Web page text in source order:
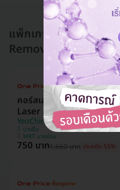
แพ็กเกจอื่นใน กำจัดขน
Removal)
คอร์สเลเซอร์กำจัดขนรักแ
Laser
YeoChin Clinic (ยอชินคลินิกเวช
บางซื่อ
MRT บางซ่อน
750 บาท1,660 บาท ประหยัด 55%